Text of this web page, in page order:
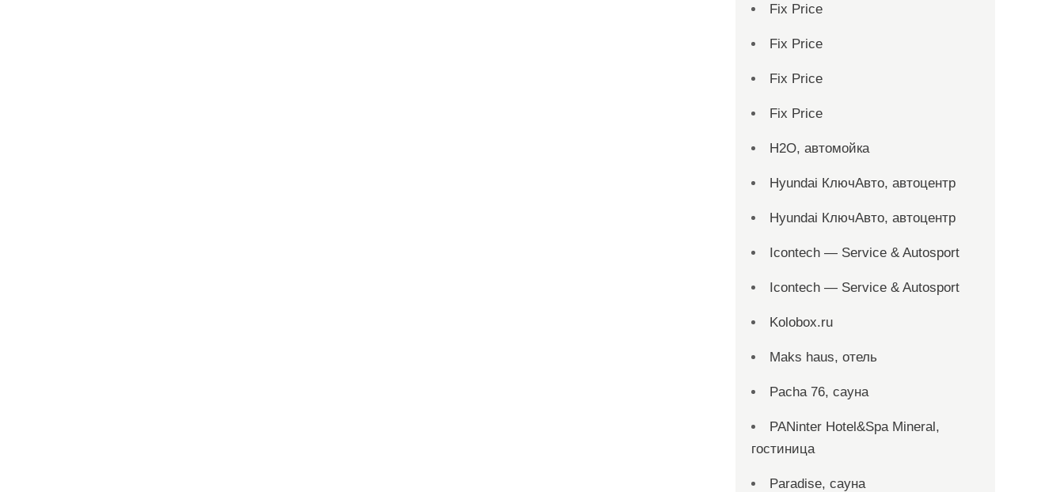
Fix Price
Fix Price
Fix Price
Fix Price
H2O, автомойка
Hyundai КлючАвто, автоцентр
Hyundai КлючАвто, автоцентр
Icontech — Service & Autosport
Icontech — Service & Autosport
Kolobox.ru
Maks haus, отель
Pacha 76, сауна
PANinter Hotel&Spa Mineral,
гостиница
Paradise, сауна